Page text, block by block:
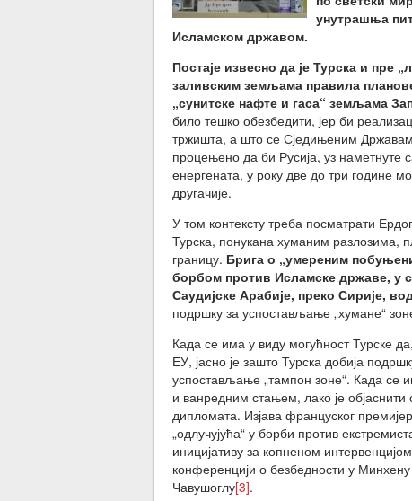
унутрашња
Исламском државом.
Постаје извесно да је Турска и пре
заливским земљама правила
„сунитске нафте и гаса“ земљама
било тешко обезбедити, јер би
тржишта, а што се Сједињеним
процењено да би Русија, уз наметнуте
енергената, у року две до три године
другачије.
У том контексту треба посматрати
Турска, понукана хуманим разлозима,
границу. Брига о „умереним
борбом против Исламске државе, у
Саудијске Арабије, преко Сирије,
подршку за успостављање „хумане“
Када се има у виду могућност Турске
ЕУ, јасно је зашто Турска добија
успостављање „тампон зоне“. Када се
и ванредним стањем, лако је
дипломата. Изјава француског
„одлучујућа“ у борби против
иницијативу за копненом
конференцији о безбедности у
Чавушоглу[3].